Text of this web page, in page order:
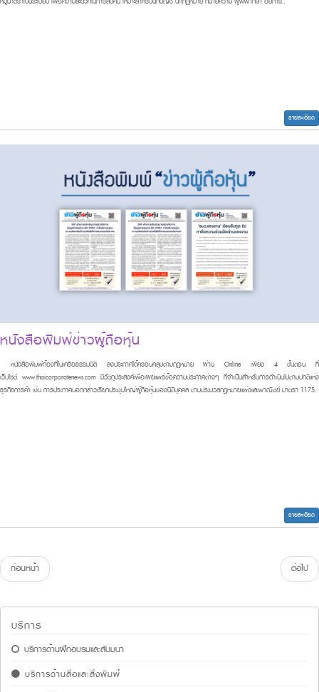
รายละเอียด
หนังสือพิมพ์ข่าวผู้ถือหุ้น
หนังสือพิมพ์ท้องที่ในเครือธรรมนิติ ลงประกาศได้ครอบคลุมตามกฎหมาย ผ่าน Online เพียง 4 ขั้นตอน ที่
เว็บไซต์ www.thaicorporatenews.comมีวัตถุประสงค์เพื่อเผยแพร่ข้อความประกาศต่างๆ ที่จำเป็นสำหรับการดำเนินไปตามปกติแห่ง
ธุรกิจการค้า เช่น การประกาศบอกกล่าวเรียกประชุมใหญ่ผู้ถือหุ้นของนิติบุคคล ตามประมวลกฎหมายแพ่งและพาณิชย์ มาตรา 1175..
รายละเอียด
ก่อนหน้า ต่อไป
บริการ
บริการด้านฝึกอบรมและสัมมนา
บริการด้านสื่อและสิ่งพิมพ์